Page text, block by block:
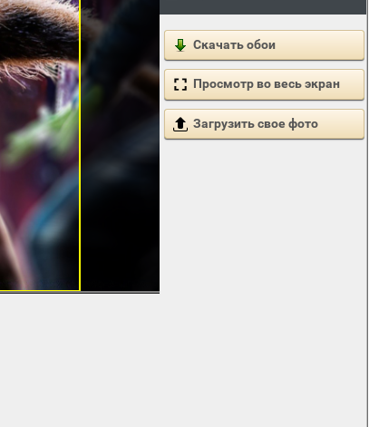
Скачать обои
Просмотр во весь экран
Загрузить свое фото